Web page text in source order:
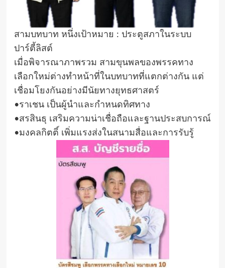
สามบทบาท หนึ่งเป้าหมาย : ประตูสภาในระบบ
ปาร์ตี้ลิสต์
เมื่อพิจารณาภาพรวม สามขุนพลของพรรคทาง
เลือกใหม่ต่างทำหน้าที่ในบทบาทที่แตกต่างกัน แต่
เชื่อมโยงกันอย่างมีนัยทางยุทธศาสตร์
•ราเชน เป็นผู้นำและกำหนดทิศทาง
•สรสินธุ เสริมความน่าเชื่อถือและฐานประสบการณ์
•มงคลกิตติ์ เพิ่มแรงส่งในสนามสื่อและการรับรู้